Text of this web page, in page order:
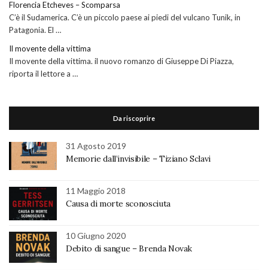
Florencia Etcheves – Scomparsa
C’è il Sudamerica. C’è un piccolo paese ai piedi del vulcano Tunik, in
Patagonia. El …
Il movente della vittima
Il movente della vittima. il nuovo romanzo di Giuseppe Di Piazza,
riporta il lettore a …
Da riscoprire
31 Agosto 2019
Memorie dall’invisibile – Tiziano Sclavi
11 Maggio 2018
Causa di morte sconosciuta
10 Giugno 2020
Debito di sangue – Brenda Novak